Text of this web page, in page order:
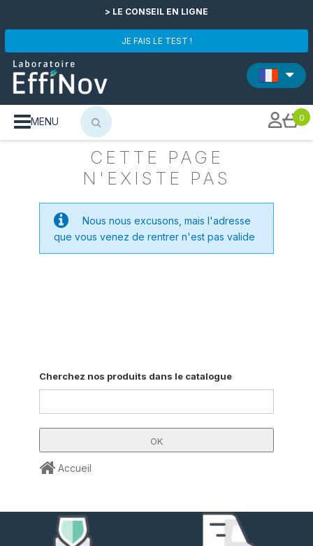
> LE CONSEIL EN LIGNE
JE FAIS LE TEST !
0
MENU
CETTE PAGE
N'EXISTE PAS
Nous nous excusons, mais l'adresse
que vous venez de rentrer n'est pas valide
Cherchez nos produits dans le catalogue
Accueil